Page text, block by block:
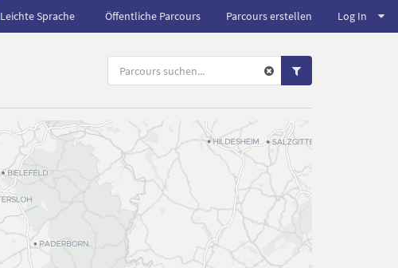
Leichte Sprache Öffentliche Parcours Parcours erstellen Log In